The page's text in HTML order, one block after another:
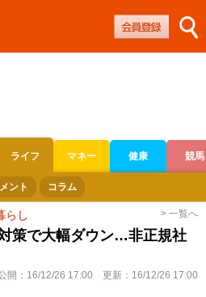
ライフ マネー 健康 競馬
ース
ント コラム
らし > 一覧へ
策で大幅ダウン…非正規社
開： 16/12/26 17:00 更新： 16/12/26 17:00